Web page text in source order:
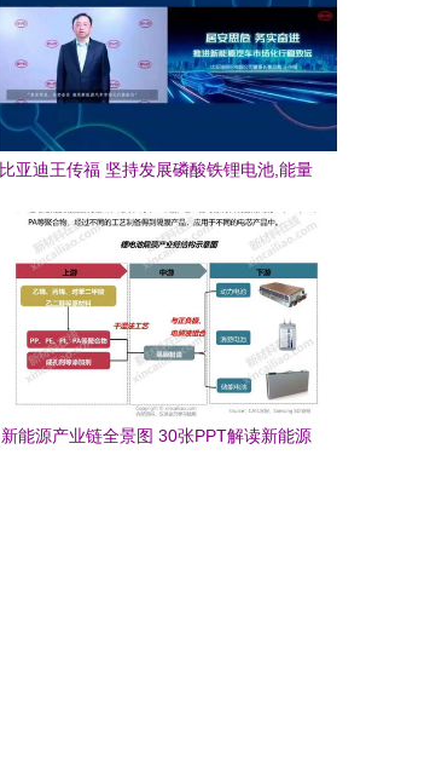
比亚迪王传福 坚持发展磷酸铁锂电池,能量
新能源产业链全景图 30张PPT解读新能源